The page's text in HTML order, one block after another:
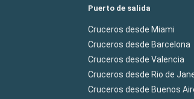
Puerto de salida
Cruceros desde Miami
Cruceros desde Barcelona
Cruceros desde Valencia
Cruceros desde Rio de
Cruceros desde Buenos